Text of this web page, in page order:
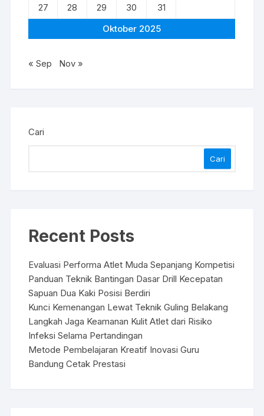
Oktober 2025
27
28 29 30 31
« Sep Nov »
Cari
Cari
Recent Posts
Evaluasi Performa Atlet Muda Sepanjang Kompetisi
Panduan Teknik Bantingan Dasar Drill Kecepatan
Sapuan Dua Kaki Posisi Berdiri
Kunci Kemenangan Lewat Teknik Guling Belakang
Langkah Jaga Keamanan Kulit Atlet dari Risiko
Infeksi Selama Pertandingan
Metode Pembelajaran Kreatif Inovasi Guru
Bandung Cetak Prestasi